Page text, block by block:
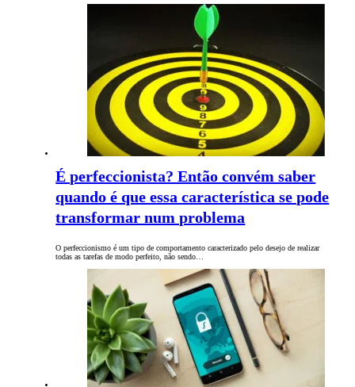
É perfeccionista? Então convém saber
quando é que essa característica se pode
transformar num problema
O perfeccionismo é um tipo de comportamento caracterizado pelo desejo de realizar
todas as tarefas de modo perfeito, não sendo…